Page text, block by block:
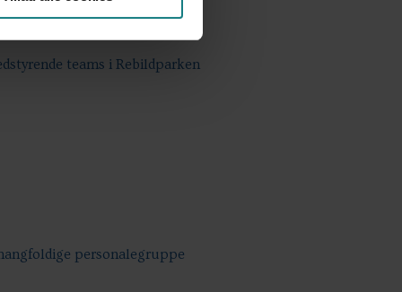
teams i Rebildparken
personalegruppe